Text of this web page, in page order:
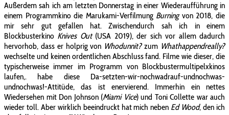
Außerdem sah ich am letzten Donnerstag in einer Wiederaufführung in
einem Programmkino die Marukami-Verfilmung Burningvon 2018, die
mir sehr gut gefallen hat. Zwischendurch sah ich in einem
Blockbusterkino Knives Out(USA 2019), der sich vor allem dadurch
hervorhob, dass er holprig von Whodunnit?zum Whathappendreally?
wechselte und keinen ordentlichen Abschluss fand. Filme wie dieser, die
typischerweise immer im Programm von Blockbustermultipelxkinos
laufen,. habe diese Da-setzten-wir-nochwadrauf-undnochwas-
undnochwas!-Attitüde, das ist enervierend. Immerhin ein nettes
Wiedersehen mit Don Johnson (Miami Vice) und Toni Collette war auch
wieder toll. Aber wirklich beeindruckt hat mich neben Ed Wood, den ich